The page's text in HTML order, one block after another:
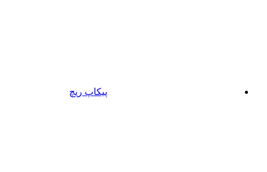
پیکاپ ریچ